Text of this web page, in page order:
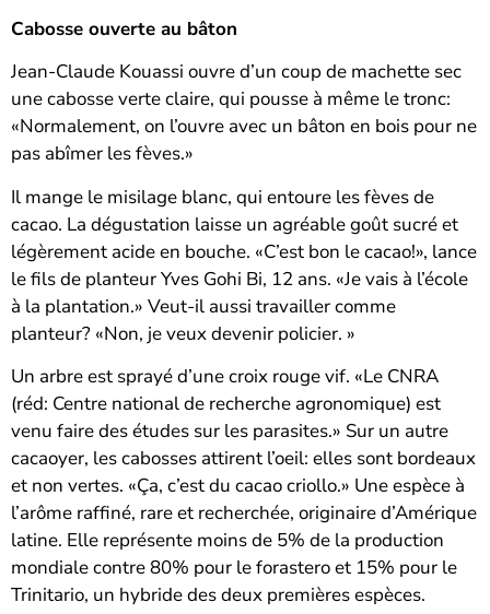
Cabosse ouverte au bâton
Jean-Claude Kouassi ouvre d’un coup de machette sec
une cabosse verte claire, qui pousse à même le tronc:
«Normalement, on l’ouvre avec un bâton en bois pour ne
pas abîmer les fèves.»
Il mange le misilage blanc, qui entoure les fèves de
cacao. La dégustation laisse un agréable goût sucré et
légèrement acide en bouche. «C’est bon le cacao!», lance
le fils de planteur Yves Gohi Bi, 12 ans. «Je vais à l’école
à la plantation.» Veut-il aussi travailler comme
planteur? «Non, je veux devenir policier. »
Un arbre est sprayé d’une croix rouge vif. «Le CNRA
(réd: Centre national de recherche agronomique) est
venu faire des études sur les parasites.» Sur un autre
cacaoyer, les cabosses attirent l’oeil: elles sont bordeaux
et non vertes. «Ça, c’est du cacao criollo.» Une espèce à
l’arôme raffiné, rare et recherchée, originaire d’Amérique
latine. Elle représente moins de 5% de la production
mondiale contre 80% pour le forastero et 15% pour le
Trinitario, un hybride des deux premières espèces.